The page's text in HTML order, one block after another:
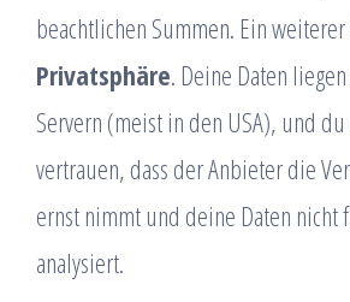
beachtlichen Summen. Ein
Privatsphäre. Deine Daten
Servern (meist in den USA), und
vertrauen, dass der Anbieter die
ernst nimmt und deine Daten nicht
analysiert.